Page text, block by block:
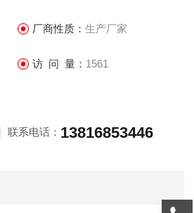
厂商性质： 生产厂家
访 问 量： 1561
联系电话： 13816853446